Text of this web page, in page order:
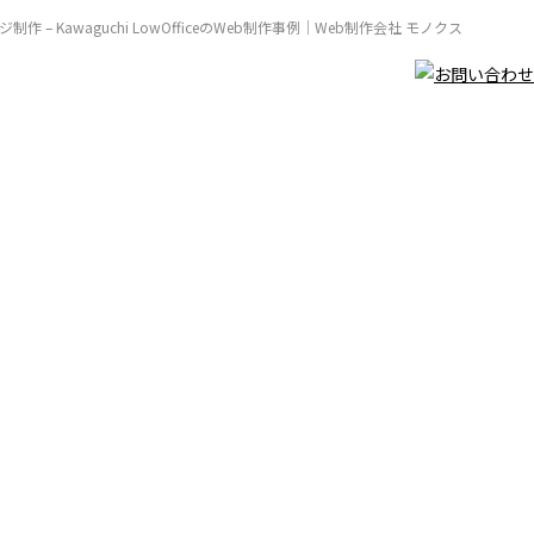
制作 – Kawaguchi LowOfficeのWeb制作事例｜Web制作会社 モノクス